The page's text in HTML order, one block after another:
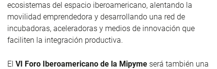
ecosistemas del espacio iberoamericano, alentando la
movilidad emprendedora y desarrollando una red de
incubadoras, aceleradoras y medios de innovación que
faciliten la integración productiva.
El VI Foro Iberoamericano de la Mipyme será también una